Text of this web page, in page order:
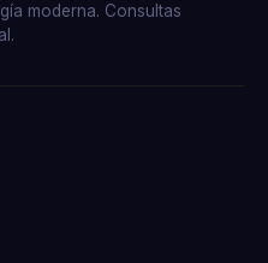
moderna. Consultas